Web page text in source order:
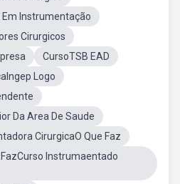
Em Instrumentação
Cirurgicos
CursoTSB EAD
Logo
Da Area De Saude
CirurgicaO Que Faz
Instrumaentado